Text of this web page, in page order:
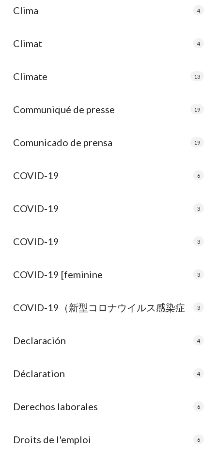
직
유
지
은
대
고
Clima 4
Climat 4
Climate 13
Communiqué de presse 19
Comunicado de prensa 19
COVID-19 6
COVID-19 3
COVID-19 3
COVID-19 [feminine 3
COVID-19（新型コロナウイルス感染症 3
Declaración 4
Déclaration 4
Derechos laborales 6
Droits de l'emploi 6